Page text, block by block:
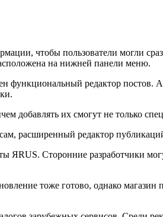
чтобы пользователи могли
на нижней панели меню.
редактор постов.
их смогут не только
ЯRUS. Сторонние разработчики
тоже готово, однако